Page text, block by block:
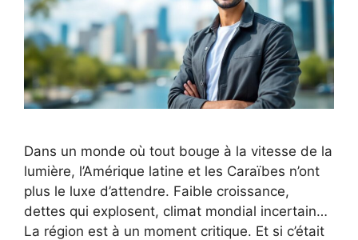
Dans un monde où tout bouge à la vitesse de la
lumière, l’Amérique latine et les Caraïbes n’ont
plus le luxe d’attendre. Faible croissance,
dettes qui explosent, climat mondial incertain…
La région est à un moment critique. Et si c’était